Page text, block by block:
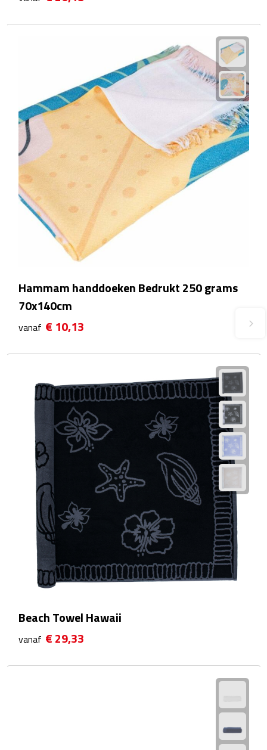
Fietspompen
Fietsverlichting
Fiets reparatiesets
Zadelhoezen
Drinkwaren
Drinkbekers
Bekers
Plastic bekers
Opvouwbare drinkfles
Drinkflessen met karabijnhaak
Sportflessen
Thermosflessen
Waterflesjes
Waterflessen
Drinkglazen
Glazen & karaffen
Dubbelwandige glazen
Hammam handdoeken Bedrukt 250 grams
70x140cm
vanaf € 10,13
Beach Towel Hawaii
vanaf € 29,33